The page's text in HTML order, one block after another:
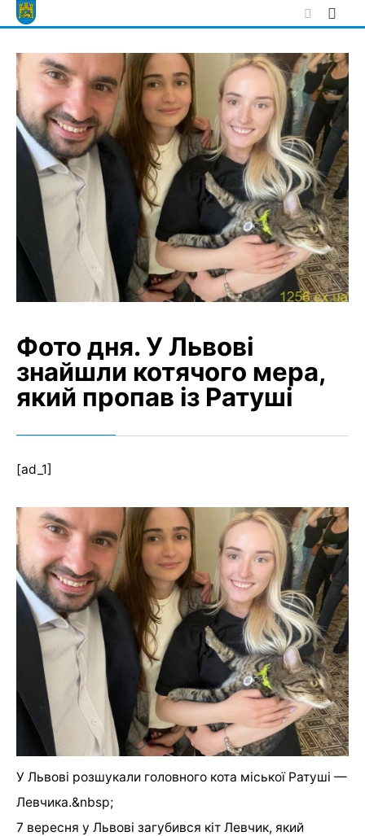
Skip
to
Фото дня. У Львові
знайшли котячого мера,
який пропав із Ратуші
[ad_1]
У Львові розшукали головного кота міської Ратуші —
Левчика.&nbsp;
7 вересня у Львові загубився кіт Левчик, який